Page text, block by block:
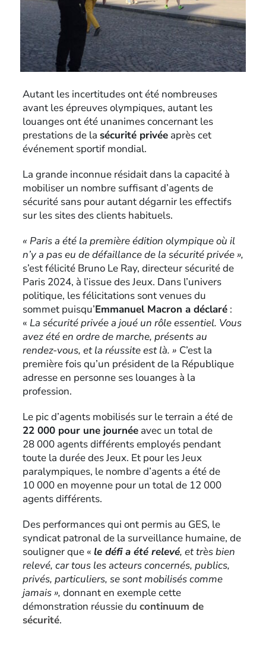
Autant les incertitudes ont été nombreuses
avant les épreuves olympiques, autant les
louanges ont été unanimes concernant les
prestations de la sécurité privéeaprès cet
événement sportif mondial.
La grande inconnue résidait dans la capacité à
mobiliser un nombre suffisant d’agents de
sécurité sans pour autant dégarnir les effectifs
sur les sites des clients habituels.
« Paris a été la première édition olympique où il
n’y a pas eu de défaillance de la sécurité privée »,
s’est félicité Bruno Le Ray, directeur sécurité de
Paris 2024, à l’issue des Jeux. Dans l’univers
politique, les félicitations sont venues du
sommet puisqu’Emmanuel Macron a déclaré:
« La sécurité privée a joué un rôle essentiel. Vous
avez été en ordre de marche, présents au
rendez-vous, et la réussite est là. » C’est la
première fois qu’un président de la République
adresse en personne ses louanges à la
profession.
Le pic d’agents mobilisés sur le terrain a été de
22 000 pour une journéeavec un total de
28 000 agents différents employés pendant
toute la durée des Jeux. Et pour les Jeux
paralympiques, le nombre d’agents a été de
10 000 en moyenne pour un total de 12 000
agents différents.
Des performances qui ont permis au GES, le
syndicat patronal de la surveillance humaine, de
souligner que « le défi a été relevé, et très bien
relevé, car tous les acteurs concernés, publics,
privés, particuliers, se sont mobilisés comme
jamais », donnant en exemple cette
démonstration réussie du continuum de
sécurité.